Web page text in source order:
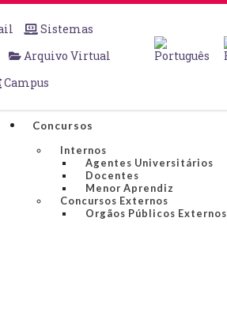
Sistemas
Arquivo Virtual
Campus
Concursos
Internos
Agentes Universitários
Docentes
Menor Aprendiz
Concursos Externos
Orgãos Públicos Externos